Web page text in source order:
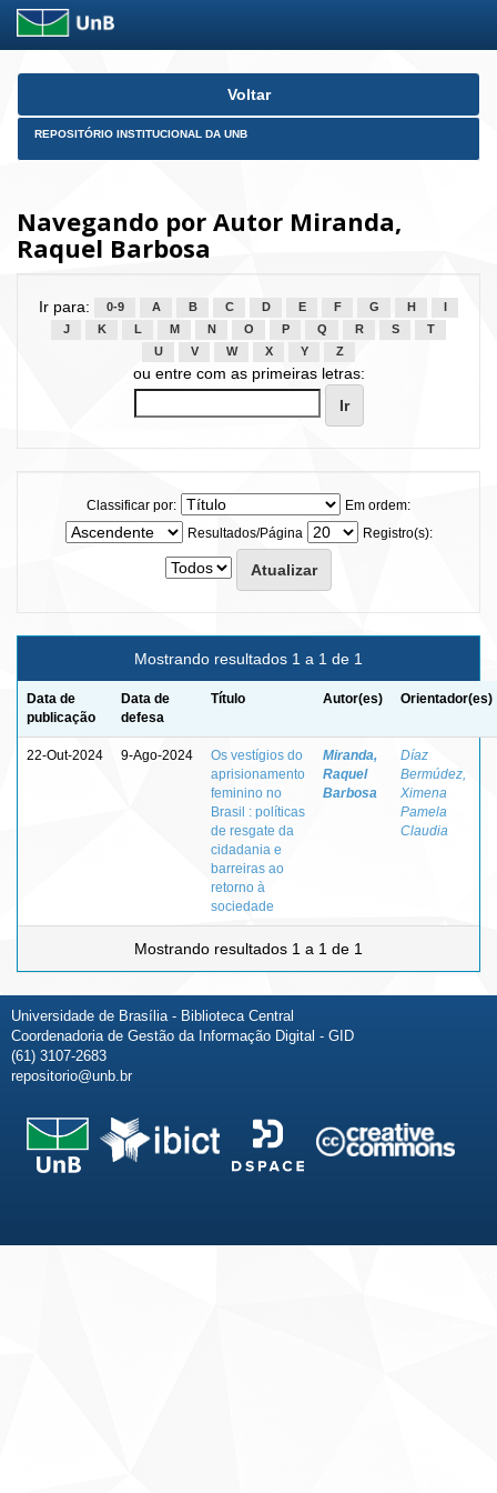
Skip
Voltar
REPOSITÓRIO INSTITUCIONAL DA UNB
Navegando por Autor Miranda,
Raquel Barbosa
Ir para: 0-9 A B C D E F G H
J
K L M N O P Q R S
T
U
V W X Y Z
ou entre com as primeiras letras:
Classificar por:
Em ordem:
Resultados/Página
Registro(s):
Mostrando resultados 1 a 1 de 1
Data de
publicação
Data de
defesa
Título Autor(es) Orientador(es)
22-Out-2024 9-Ago-2024
Os vestígios do
aprisionamento
feminino no
Brasil : políticas
de resgate da
cidadania e
barreiras ao
retorno à
sociedade
Miranda,
Raquel
Barbosa
Díaz
Bermúdez,
Ximena
Pamela
Claudia
Mostrando resultados 1 a 1 de 1
Universidade de Brasília - Biblioteca Central
Coordenadoria de Gestão da Informação Digital - GID
(61) 3107-2683
repositorio@unb.br